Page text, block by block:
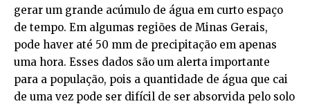
gerar um grande acúmulo de água em curto espaço
de tempo. Em algumas regiões de Minas Gerais,
pode haver até 50 mm de precipitação em apenas
uma hora. Esses dados são um alerta importante
para a população, pois a quantidade de água que cai
de uma vez pode ser difícil de ser absorvida pelo solo